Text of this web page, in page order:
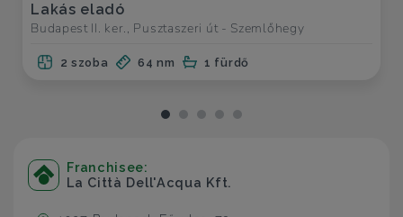
Lakás eladó
Budapest II. ker., Pusztaszeri út - Szemlőhegy
2 szoba 64 nm 1 fürdő
Franchisee:
La Città Dell'Acqua Kft.